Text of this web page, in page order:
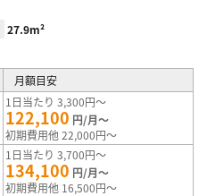
27.9m²
月額目安
1日当たり 3,300円～
122,100 円/月～
初期費用他 22,000円～
1日当たり 3,700円～
134,100 円/月～
初期費用他 16,500円～